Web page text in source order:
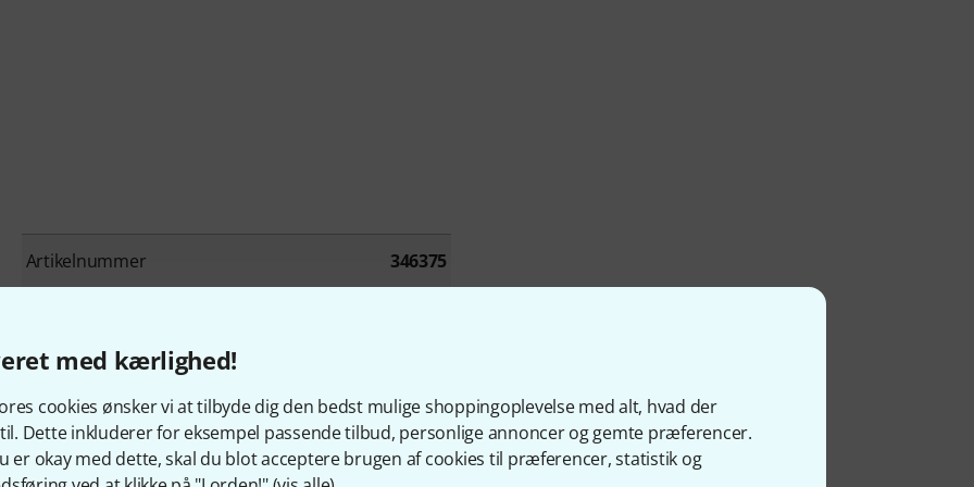
med kærlighed!
cookies ønsker vi at tilbyde dig den bedst mulige shoppingoplevelse med alt, hvad der
Dette inkluderer for eksempel passende tilbud, personlige annoncer og gemte præferencer.
er okay med dette, skal du blot acceptere brugen af cookies til præferencer, statistik og
Artikelnummer 346375
Outside Pocket
Colour Black